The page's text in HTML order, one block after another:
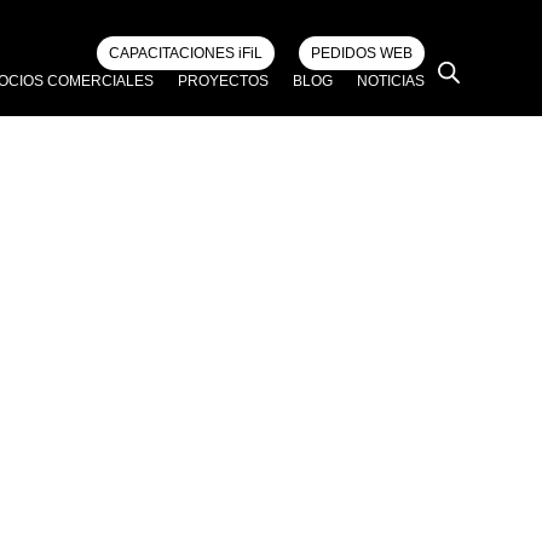
CAPACITACIONES iFiL
PEDIDOS WEB
COMERCIALES PROYECTOS BLOG NOTICIAS